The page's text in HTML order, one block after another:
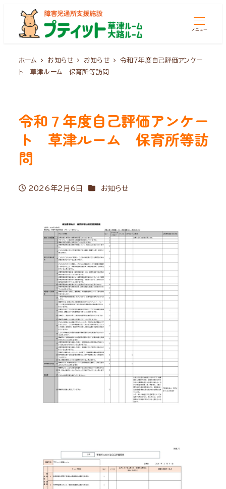
メニュー
ホーム お知らせ お知らせ
令和７年度自己評価アンケー
ト 草津ルーム 保育所等訪問
令和７年度自己評価アンケー
ト 草津ルーム 保育所等訪
問
投稿日
2026年2月6日 カテゴリー
お知らせ